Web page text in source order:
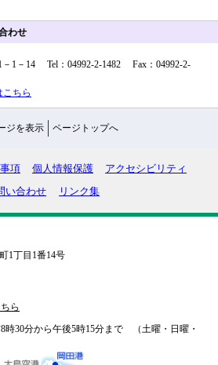
わせ
－1－14 Tel：04992-2-1482 Fax：04992-2-
こちら
ジを表示 ページトップへ
項 個人情報保護 アクセシビリティ
い合わせ リンク集
1丁目1番14号
ら
時30分から午後5時15分まで （土曜・日曜・